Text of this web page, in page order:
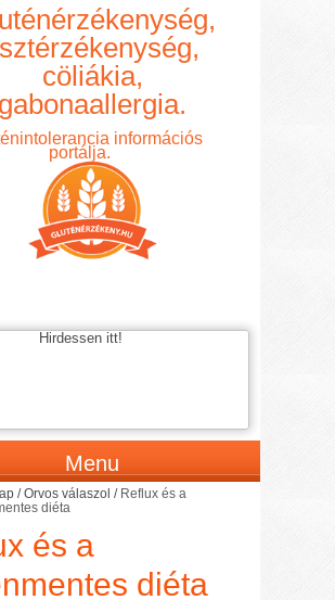
cöliákia,
gabonaallergia.
információs
portálja.
Hirdessen itt!
Menu
/Orvos válaszol / Reflux és a
diéta
és a
diéta